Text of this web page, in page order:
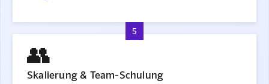
5
👥
Skalierung & Team-Schulung